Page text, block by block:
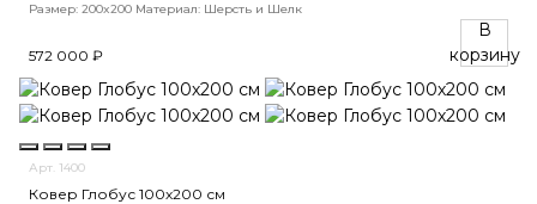
Размер: 200x200 Материал: Шерсть и Шелк
572 000 ₽
В
корзину
Арт. 1400
Ковер Глобус 100х200 см